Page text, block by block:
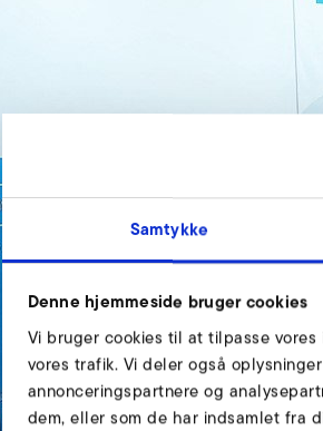
Samtykke
Denne hjemmeside bruger cookies
Vi bruger cookies til at tilpasse
vores trafik. Vi deler også
annonceringspartnere og
dem, eller som de har indsamlet fra